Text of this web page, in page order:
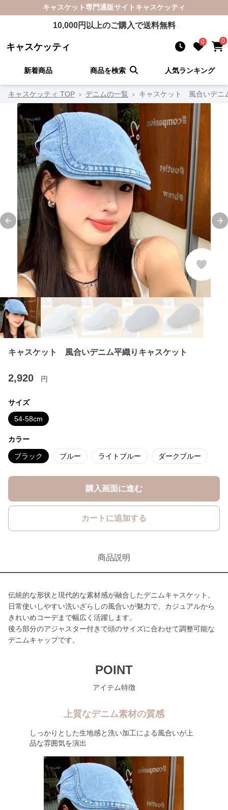
キャスケット専門通販サイト キャスケッティ
10,000円以上のご購入で送料無料
キャスケッティ 0 0
新着商品 商品を検索 人気ランキング
キャスケッティ TOP › デニムの一覧 › キャスケット 風合いデニ
Previous slide
キャスケット 風合いデニム平織りキャスケット
2,920 円
サイズ
54-58cm
カラー
ブラック ブルー ライトブルー ダークブルー
購入画面に進む
カートに追加する
商品説明
伝統的な形状と現代的な素材感が融合したデニムキャスケット。
日常使いしやすい洗いざらしの風合いが魅力で、カジュアルから
きれいめコーデまで幅広く活躍します。
後ろ部分のアジャスター付きで頭のサイズに合わせて調整可能な
デニムキャップです。
POINT
アイテム特徴
上質なデニム素材の質感
しっかりとした生地感と洗い加工による風合いが上
品な雰囲気を演出